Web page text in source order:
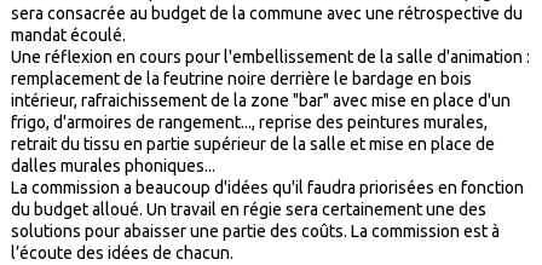
sera consacrée au budget de la commune avec une rétrospective du
mandat écoulé.
Une réflexion en cours pour l'embellissement de la salle d'animation :
remplacement de la feutrine noire derrière le bardage en bois
intérieur, rafraichissement de la zone "bar" avec mise en place d'un
frigo, d'armoires de rangement..., reprise des peintures murales,
retrait du tissu en partie supérieur de la salle et mise en place de
dalles murales phoniques...
La commission a beaucoup d'idées qu'il faudra priorisées en fonction
du budget alloué. Un travail en régie sera certainement une des
solutions pour abaisser une partie des coûts. La commission est à
l’écoute des idées de chacun.